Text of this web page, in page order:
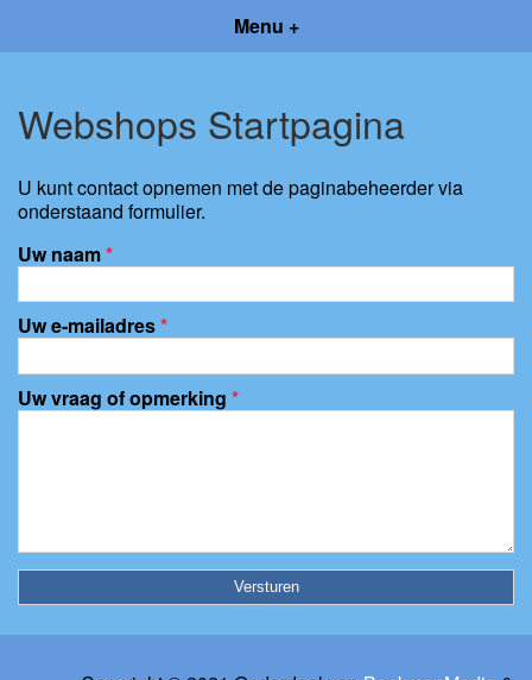
Menu +
Webshops Startpagina
U kunt contact opnemen met de paginabeheerder via
onderstaand formulier.
Uw naam*
Uw e-mailadres*
Uw vraag of opmerking *